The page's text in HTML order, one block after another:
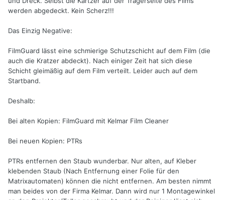
werden abgedeckt. Kein Scherz!!!
Das Einzig Negative:
FilmGuard lässt eine schmierige Schutzschicht auf dem Film (die
auch die Kratzer abdeckt). Nach einiger Zeit hat sich diese
Schicht gleimäßig auf dem Film verteilt. Leider auch auf dem
Startband.
Deshalb:
Bei alten Kopien: FilmGuard mit Kelmar Film Cleaner
Bei neuen Kopien: PTRs
PTRs entfernen den Staub wunderbar. Nur alten, auf Kleber
klebenden Staub (Nach Entfernung einer Folie für den
Matrixautomaten) können die nicht entfernen. Am besten nimmt
man beides von der Firma Kelmar. Dann wird nur 1 Montagewinkel